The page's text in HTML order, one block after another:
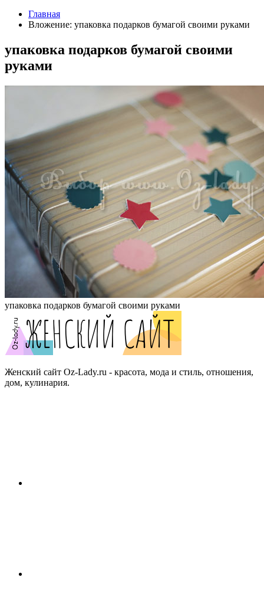
Главная
Вложение: упаковка подарков бумагой своими руками
упаковка подарков бумагой своими
руками
упаковка подарков бумагой своими руками
Женский сайт Oz-Lady.ru - красота, мода и стиль, отношения,
дом, кулинария.